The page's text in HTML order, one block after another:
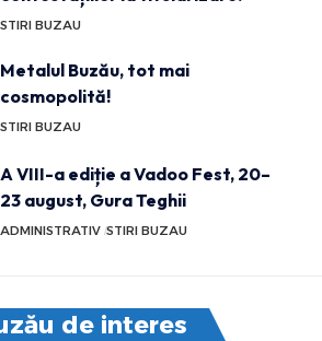
STIRI BUZAU
Metalul Buzău, tot mai
cosmopolită!
STIRI BUZAU
A VIII-a ediție a Vadoo Fest, 20–
23 august, Gura Teghii
ADMINISTRATIV STIRI BUZAU
de interes